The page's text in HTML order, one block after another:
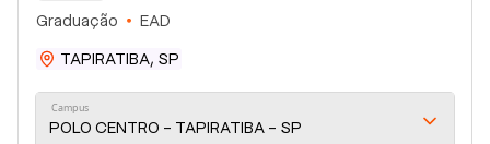
Graduação EAD
TAPIRATIBA, SP
Campus
POLO CENTRO - TAPIRATIBA - SP